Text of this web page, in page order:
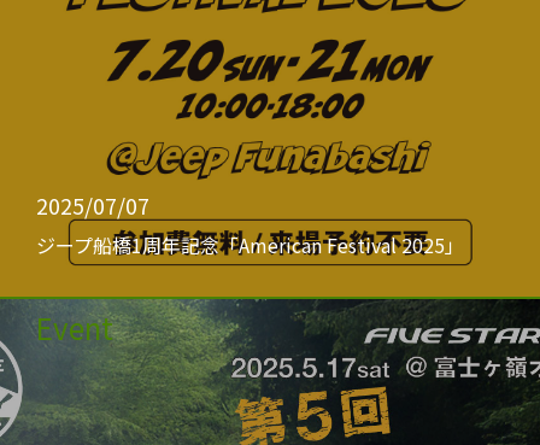
2025/07/07
ジープ船橋1周年記念「American Festival 2025」
Event